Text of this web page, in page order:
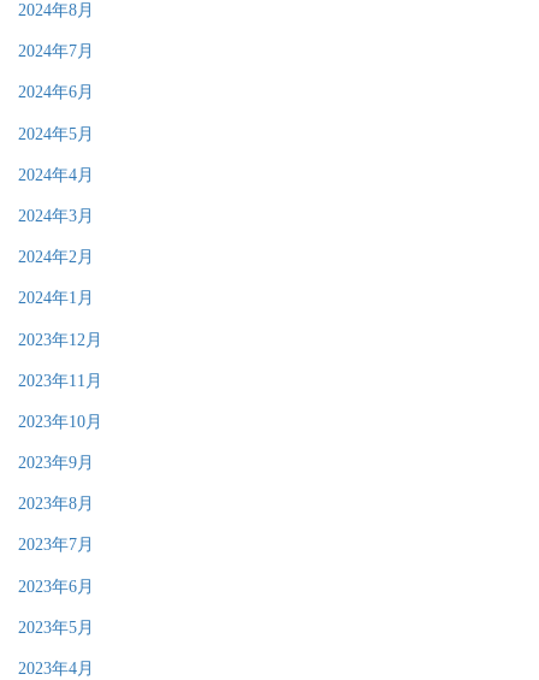
2024年8月
2024年7月
2024年6月
2024年5月
2024年4月
2024年3月
2024年2月
2024年1月
2023年12月
2023年11月
2023年10月
2023年9月
2023年8月
2023年7月
2023年6月
2023年5月
2023年4月